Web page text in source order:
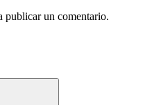
publicar un comentario.